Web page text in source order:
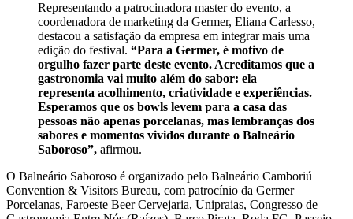
Representando a patrocinadora master do evento, a
coordenadora de marketing da Germer, Eliana Carlesso,
destacou a satisfação da empresa em integrar mais uma
edição do festival. “Para a Germer, é motivo de
orgulho fazer parte deste evento. Acreditamos que a
gastronomia vai muito além do sabor: ela
representa acolhimento, criatividade e experiências.
Esperamos que os bowls levem para a casa das
pessoas não apenas porcelanas, mas lembranças dos
sabores e momentos vividos durante o Balneário
Saboroso”, afirmou.
O Balneário Saboroso é organizado pelo Balneário Camboriú
Convention & Visitors Bureau, com patrocínio da Germer
Porcelanas, Faroeste Beer Cervejaria, Unipraias, Congresso de